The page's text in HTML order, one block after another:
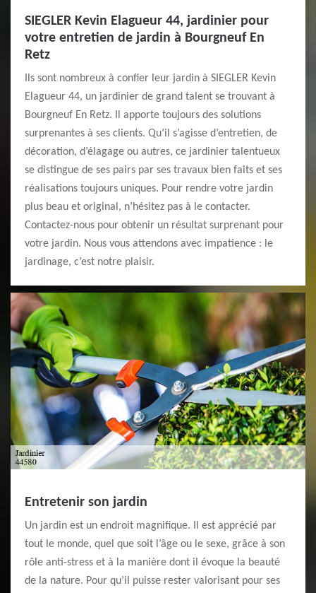
SIEGLER Kevin Elagueur 44, jardinier pour
votre entretien de jardin à Bourgneuf En
Retz
Ils sont nombreux à confier leur jardin à SIEGLER Kevin
Elagueur 44, un jardinier de grand talent se trouvant à
Bourgneuf En Retz. Il apporte toujours des solutions
surprenantes à ses clients. Qu’il s’agisse d’entretien, de
décoration, d’élagage ou autres, ce jardinier talentueux
se distingue de ses pairs par ses travaux bien faits et ses
réalisations toujours uniques. Pour rendre votre jardin
plus beau et original, n’hésitez pas à le contacter.
Contactez-nous pour obtenir un résultat surprenant pour
votre jardin. Nous vous attendons avec impatience : le
jardinage, c’est notre plaisir.
Entretenir son jardin
Un jardin est un endroit magnifique. Il est apprécié par
tout le monde, quel que soit l’âge ou le sexe, grâce à son
rôle anti-stress et à la manière dont il évoque la beauté
de la nature. Pour qu’il puisse rester valorisant pour ses